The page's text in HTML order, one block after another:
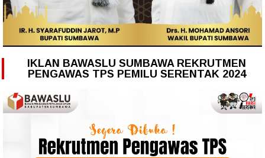
IKLAN BAWASLU SUMBAWA REKRUTMEN
PENGAWAS TPS PEMILU SERENTAK 2024